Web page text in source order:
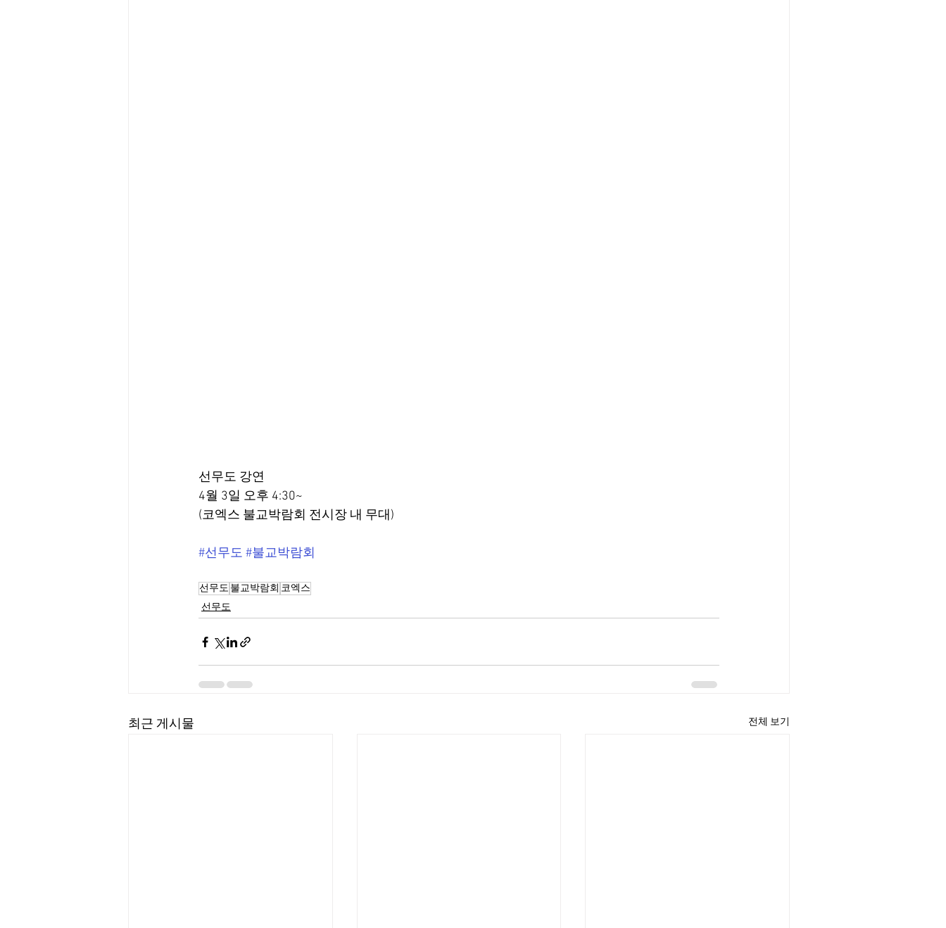
선무도 강연
4월 3일 오후 4:30~
(코엑스 불교박람회 전시장 내 무대)
#선무도 #불교박람회
선무도 불교박람회 코엑스
선무도
최근 게시물 전체 보기